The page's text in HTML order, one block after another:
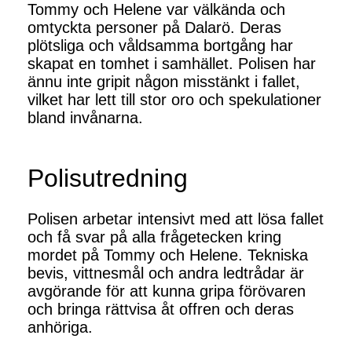
Tommy och Helene var välkända och
omtyckta personer på Dalarö. Deras
plötsliga och våldsamma bortgång har
skapat en tomhet i samhället. Polisen har
ännu inte gripit någon misstänkt i fallet,
vilket har lett till stor oro och spekulationer
bland invånarna.
Polisutredning
Polisen arbetar intensivt med att lösa fallet
och få svar på alla frågetecken kring
mordet på Tommy och Helene. Tekniska
bevis, vittnesmål och andra ledtrådar är
avgörande för att kunna gripa förövaren
och bringa rättvisa åt offren och deras
anhöriga.